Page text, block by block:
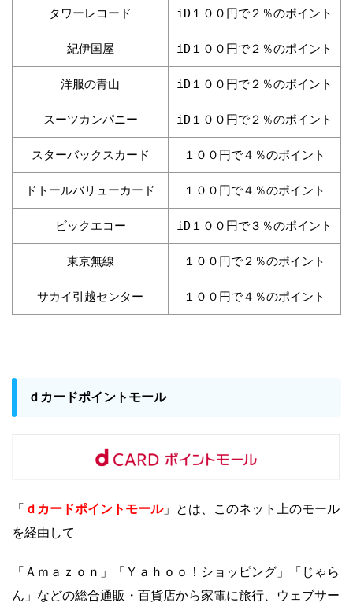
タワーレコード iD１００円で２％のポイント
紀伊国屋 iD１００円で２％のポイント
洋服の青山 iD１００円で２％のポイント
スーツカンパニー iD１００円で２％のポイント
スターバックスカード １００円で４％のポイント
ドトールバリューカード １００円で４％のポイント
ビックエコー iD１００円で３％のポイント
東京無線 １００円で２％のポイント
サカイ引越センター １００円で４％のポイント
ｄカードポイントモール
「 ｄカードポイントモール」とは、このネット上のモール
を経由して
「Ａｍａｚｏｎ」「Ｙａｈｏｏ！ショッピング」「じゃら
ん」などの総合通販・百貨店から家電に旅行、ウェブサー